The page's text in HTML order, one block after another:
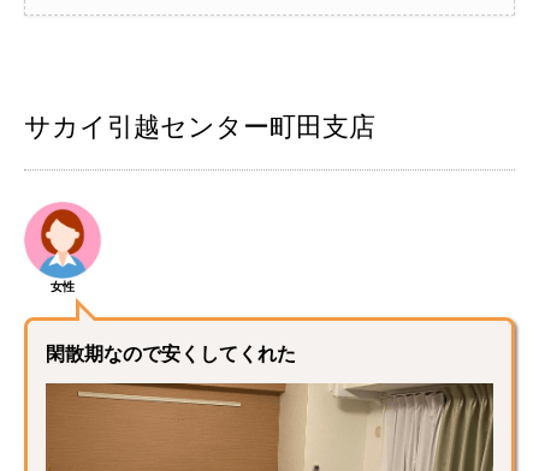
サカイ引越センター町田支店
女性
閑散期なので安くしてくれた